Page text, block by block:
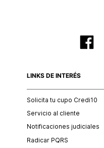
LINKS DE INTERÉS
Solicita tu cupo Credi10
Servicio al cliente
Notificaciones judiciales
Radicar PQRS